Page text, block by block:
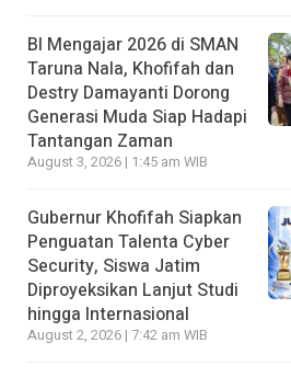
BI Mengajar 2026 di SMAN
Taruna Nala, Khofifah dan
Destry Damayanti Dorong
Generasi Muda Siap Hadapi
Tantangan Zaman
August 3, 2026 | 1:45 am WIB
Gubernur Khofifah Siapkan
Penguatan Talenta Cyber
Security, Siswa Jatim
Diproyeksikan Lanjut Studi
hingga Internasional
August 2, 2026 | 7:42 am WIB